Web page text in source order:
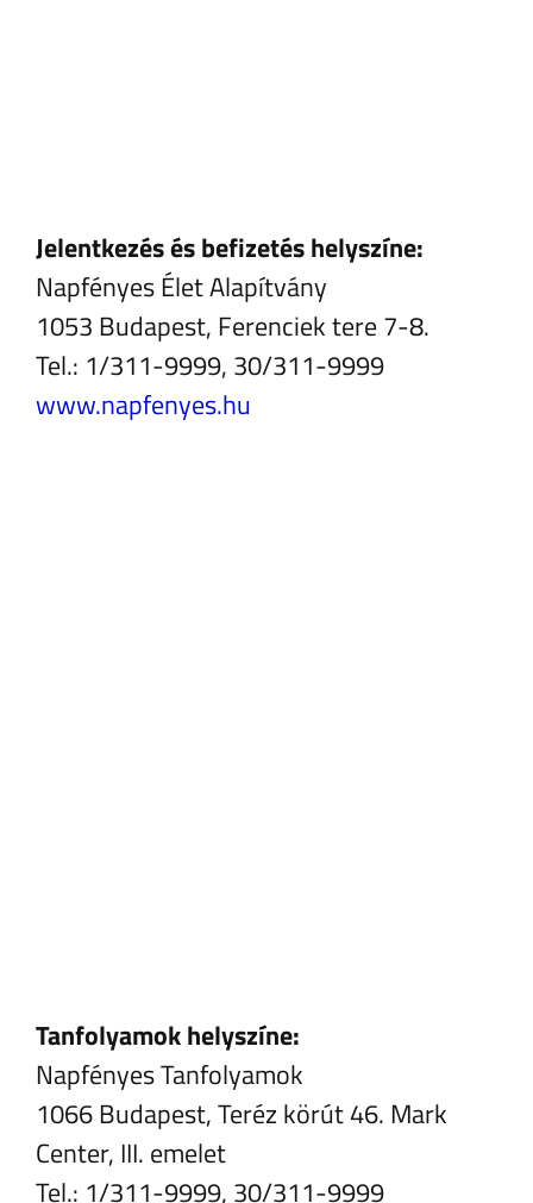
Jelentkezés és befizetés helyszíne:
Napfényes Élet Alapítvány
1053 Budapest, Ferenciek tere 7-8.
Tel.: 1/311-9999, 30/311-9999
www.napfenyes.hu
Tanfolyamok helyszíne:
Napfényes Tanfolyamok
1066 Budapest, Teréz körút 46. Mark
Center, III. emelet
Tel.: 1/311-9999, 30/311-9999